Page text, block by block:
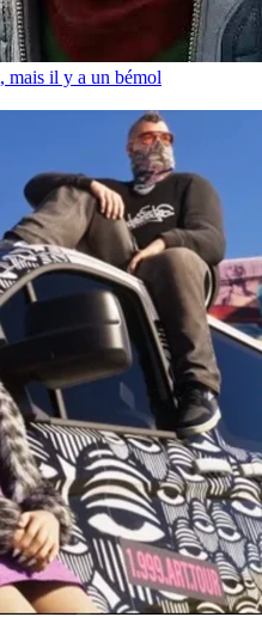
mais il y a un bémol